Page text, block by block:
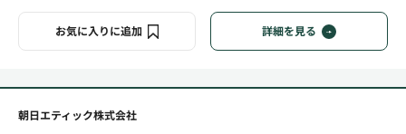
お気に入りに追加 詳細を見る
朝日エティック株式会社